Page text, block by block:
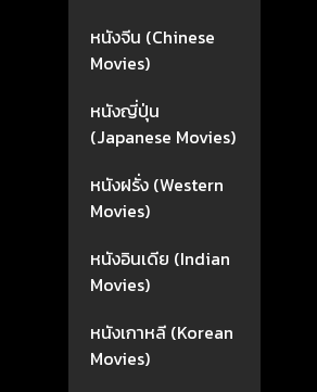
หนังจีน (Chinese
Movies)
หนังญี่ปุ่น
(Japanese Movies)
หนังฝรั่ง (Western
Movies)
หนังอินเดีย (Indian
Movies)
หนังเกาหลี (Korean
Movies)